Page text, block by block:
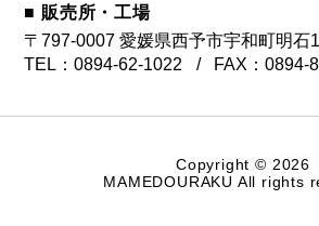
■ 販売所・工場
〒797-0007 愛媛県西予市宇和町明石
TEL：0894-62-1022
/ FAX：0894-
Copyright© 2026
MAMEDOURAKU All rights